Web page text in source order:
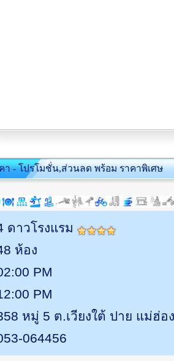
า - โปรโมชั่น,ส่วนลด พร้อม ราคาพิเศษ
ดาวโรงแรม
ห้อง
PM
PM
หมู่ 5 ต.เวียงใต้ ปาย แม่ฮ่อ
064456